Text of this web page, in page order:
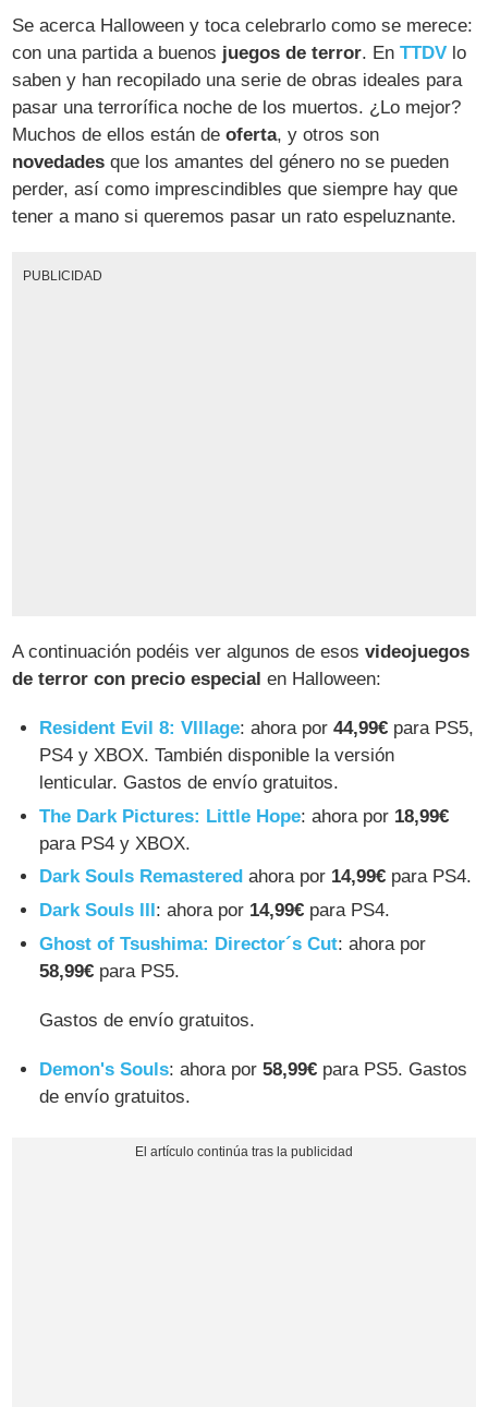
Se acerca Halloween y toca celebrarlo como se merece:
con una partida a buenos juegos de terror. EnTTDV lo
saben y han recopilado una serie de obras ideales para
pasar una terrorífica noche de los muertos. ¿Lo mejor?
Muchos de ellos están deoferta, y otros son
novedades que los amantes del género no se pueden
perder, así como imprescindibles que siempre hay que
tener a mano si queremos pasar un rato espeluznante.
PUBLICIDAD
A continuación podéis ver algunos de esosvideojuegos
de terror con precio especial en Halloween:
Resident Evil 8: VIllage: ahora por44,99€ para PS5,
PS4 y XBOX. También disponible la versión
lenticular. Gastos de envío gratuitos.
The Dark Pictures: Little Hope: ahora por 18,99€
para PS4 y XBOX.
Dark Souls Remastered ahora por 14,99€ para PS4.
Dark Souls III : ahora por 14,99€ para PS4.
Ghost of Tsushima: Director´s Cut: ahora por
58,99€ para PS5.
Gastos de envío gratuitos.
Demon's Souls: ahora por58,99€ para PS5. Gastos
de envío gratuitos.